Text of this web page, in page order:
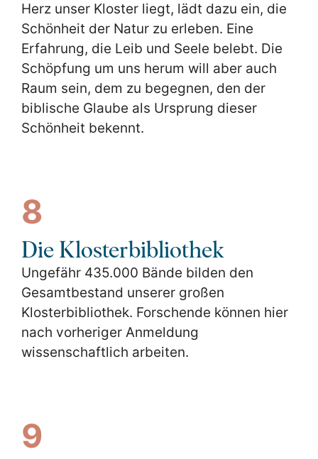
Herz unser Kloster liegt, lädt dazu ein, die
Schönheit der Natur zu erleben. Eine
Erfahrung, die Leib und Seele belebt. Die
Schöpfung um uns herum will aber auch
Raum sein, dem zu begegnen, den der
biblische Glaube als Ursprung dieser
Schönheit bekennt.
8
Die Klosterbibliothek
Ungefähr 435.000 Bände bilden den
Gesamtbestand unserer großen
Klosterbibliothek. Forschende können hier
nach vorheriger Anmeldung
wissenschaftlich arbeiten.
9